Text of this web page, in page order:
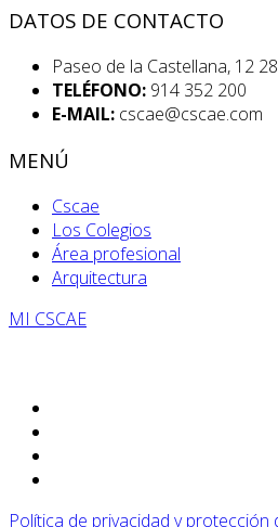
DATOS DE CONTACTO
Paseo de la Castellana, 12
TELÉFONO: 914 352 200
E-MAIL: cscae@cscae.com
MENÚ
Cscae
Los Colegios
Área profesional
Arquitectura
MI CSCAE
Política de privacidad y protección